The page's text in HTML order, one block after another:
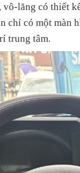
lăng có thiết
chỉ có một
trung tâm.